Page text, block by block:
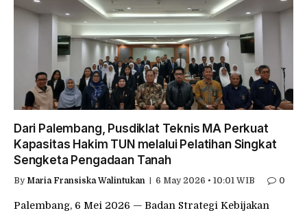
Dari Palembang, Pusdiklat Teknis MA Perkuat
Kapasitas Hakim TUN melalui Pelatihan Singkat
Sengketa Pengadaan Tanah
By Maria Fransiska Walintukan 6 May 2026 • 10:01 WIB 0
Palembang, 6 Mei 2026 — Badan Strategi Kebijakan